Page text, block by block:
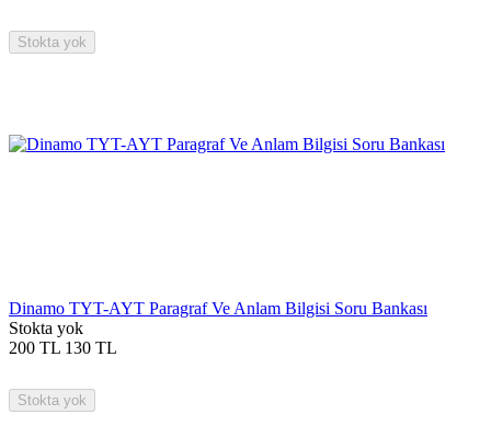
Stokta yok
Dinamo TYT-AYT Paragraf Ve Anlam Bilgisi Soru Bankası
Stokta yok
200 TL 130 TL
Stokta yok